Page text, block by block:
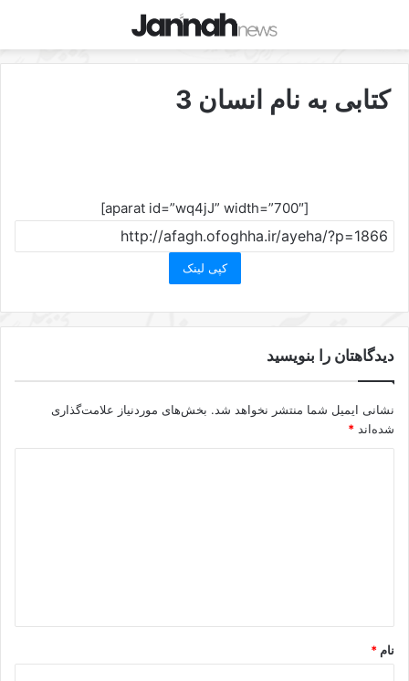
کتابی به نام انسان 3
[aparat id=”wq4jJ” width=”700″]
کپی لینک
دیدگاهتان را بنویسید
نشانی ایمیل شما منتشر نخواهد شد. بخش‌های موردنیاز علامت‌گذاری
شده‌اند *
*
نام *